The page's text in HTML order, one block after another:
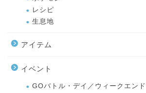
レシピ
生息地
アイテム
イベント
GOバトル・デイ／ウィークエンド